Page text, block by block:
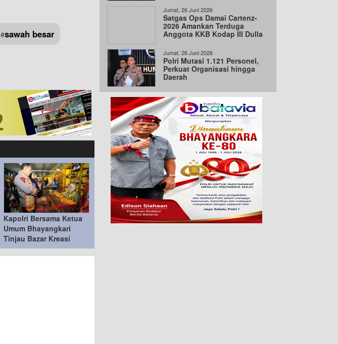
#sawah besar
Kapolri Bersama Ketua
Umum Bhayangkari
Tinjau Bazar Kreasi
Bhayangkari Nusantara
2026
Jumat, 26 Juni 2026
Satgas Ops Damai Cartenz-
2026 Amankan Terduga
Anggota KKB Kodap III Dulla
Jumat, 26 Juni 2026
Polri Mutasi 1.121 Personel,
Perkuat Organisasi hingga
Daerah